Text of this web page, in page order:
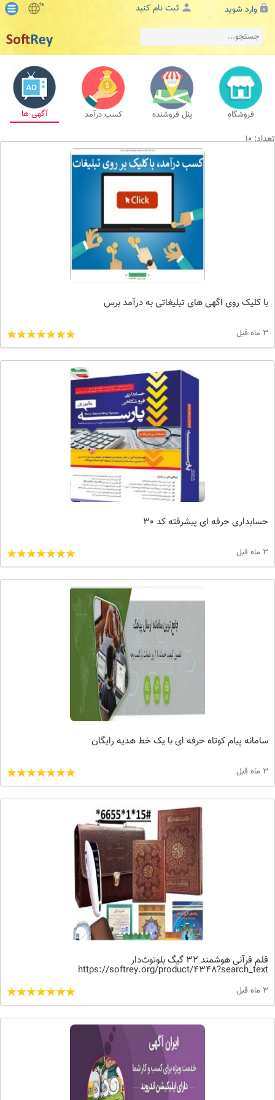
وارد شوید ثبت نام کنید fa
فروشگاه پنل فروشنده کسب درآمد آگهی ها
با کلیک روی اگهی های تبلیغاتی به درآمد برس
3 ماه قبل
حسابداری حرفه ای پیشرفته کد 30
3 ماه قبل
سامانه پیام کوتاه حرفه ای با یک خط هدیه رایگان
3 ماه قبل
قلم قرآنی هوشمند 32 گیگ بلوتوث‌دار
https://softrey.org/product/4348?search_text
3 ماه قبل
تعداد: 10